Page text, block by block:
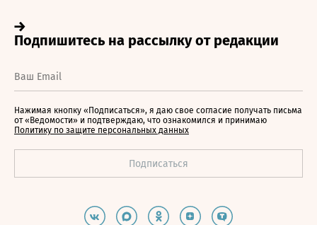
Нажимая кнопку «Подписаться», я даю свое согласие получать письма
от «Ведомости» и подтверждаю, что ознакомился и принимаю
Политику по защите персональных данных